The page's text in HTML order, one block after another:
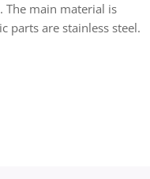
The main material is
parts are stainless steel.